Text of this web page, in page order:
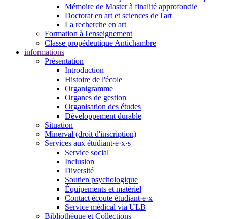
Mémoire de Master à finalité approfondie
Doctorat en art et sciences de l'art
La recherche en art
Formation à l'enseignement
Classe propédeutique Antichambre
informations
Présentation
Introduction
Histoire de l'école
Organigramme
Organes de gestion
Organisation des études
Développement durable
Situation
Minerval (droit d'inscription)
Services aux étudiant·e·x·s
Service social
Inclusion
Diversité
Soutien psychologique
Équipements et matériel
Contact écoute étudiant·e·x
Service médical via ULB
Bibliothèque et Collections